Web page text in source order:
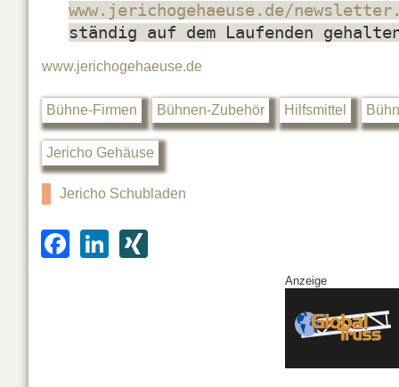
www.jerichogehaeuse.de/
ständig auf dem Laufenden
www.jerichogehaeuse.de
Bühne-Firmen Bühnen-Zubehör Hilfsmittel
Jericho Gehäuse
Jericho Schubladen
F
Li
Anzeige